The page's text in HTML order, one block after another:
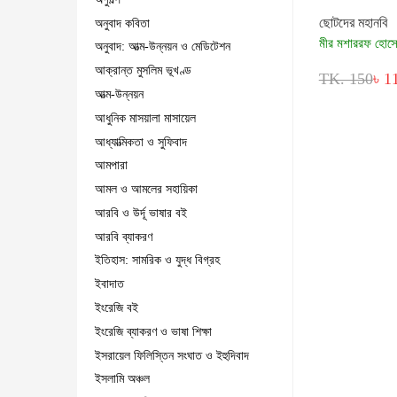
অনুবাদ কবিতা
অনুবাদ: আত্ম-উন্নয়ন ও মেডিটেশন
আক্রান্ত মুসলিম ভূখণ্ড
আত্ম-উন্নয়ন
আধুনিক মাসয়ালা মাসায়েল
আধ্যাত্মিকতা ও সুফিবাদ
আমপারা
আমল ও আমলের সহায়িকা
আরবি ও উর্দূ ভাষার বই
আরবি ব্যাকরণ
ইতিহাস: সামরিক ও যুদ্ধ বিগ্রহ
ইবাদাত
ইংরেজি বই
ইংরেজি ব্যাকরণ ও ভাষা শিক্ষা
ইসরায়েল ফিলিস্তিন সংঘাত ও ইহুদিবাদ
ইসলামি অঞ্চল
ছোটদের মহানবি
মীর মশাররফ
TK. 150৳